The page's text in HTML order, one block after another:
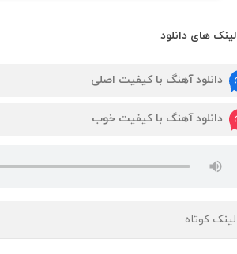
لینک های دانلود
دانلود آهنگ با کیفیت اصلی
دانلود آهنگ با کیفیت خوب
لینک کوتاه